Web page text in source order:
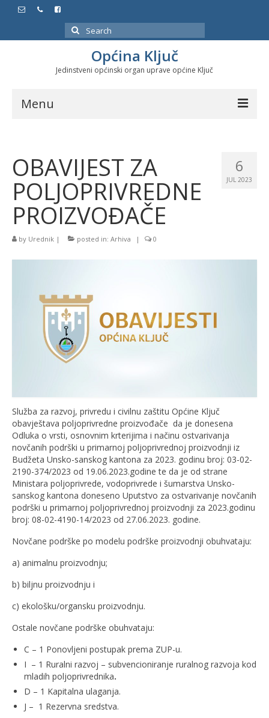
Search
for:
Općina Ključ
Jedinstveni općinski organ uprave općine Ključ
Menu
Službeni glasnici
Javne nabavke
Značajni datumi i manifestacije
Program energetske efikasnosti u stambenom
sektoru
6
JUL 2023
OBAVIJEST ZA
POLJOPRIVREDNE
PROIZVOĐAČE
by Urednik | posted in: Arhiva | 0
Služba za razvoj, privredu i civilnu zaštitu Općine Ključ
obavještava poljoprivredne proizvođače da je donesena
Odluka o vrsti, osnovnim krterijima i načinu ostvarivanja
novčanih podrški u primarnoj poljoprivrednoj proizvodnji iz
Budžeta Unsko-sanskog kantona za 2023. godinu broj: 03-02-
2190-374/2023 od 19.06.2023.godine te da je od strane
Ministara poljoprivrede, vodoprivrede i šumarstva Unsko-
sanskog kantona doneseno Uputstvo za ostvarivanje novčanih
podrški u primarnoj poljoprivrednoj proizvodnji za 2023.godinu
broj: 08-02-4190-14/2023 od 27.06.2023. godine.
Novčane podrške po modelu podrške proizvodnji obuhvataju:
a) animalnu proizvodnju;
b) biljnu proizvodnju i
c) ekološku/organsku proizvodnju.
Ostale novčane podrške obuhvataju:
C – 1 Ponovljeni postupak prema ZUP-u.
I – 1 Ruralni razvoj – subvencioniranje ruralnog razvoja kod
mladih poljoprivrednika.
D – 1 Kapitalna ulaganja.
J – 1 Rezervna sredstva.